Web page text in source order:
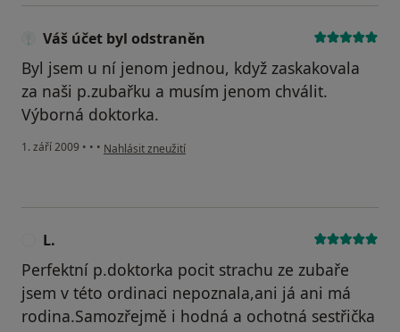
Váš účet byl odstraněn
Byl jsem u ní jenom jednou, když zaskakovala
za naši p.zubařku a musím jenom chválit.
Výborná doktorka.
1. září 2009 • • • podle názoru uživatele Váš účet byl odstraněn
Nahlásit zneužití
L.
Perfektní p.doktorka pocit strachu ze zubaře
jsem v této ordinaci nepoznala,ani já ani má
rodina.Samozřejmě i hodná a ochotná sestřička